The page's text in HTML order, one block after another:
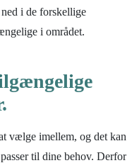
i de forskellige
i området.
vælge imellem, og det kan
til dine behov. Derfor